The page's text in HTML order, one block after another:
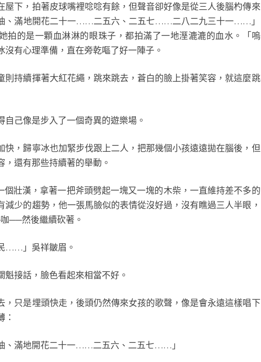
下，拍著皮球嘴裡唸唸有餘，但聲音卻好像是從三人後腦杓傳來
、滿地開花二十一……二五六、二五七……二八二九三十一……」
拍的是一顆血淋淋的眼珠子，都拍滿了一地溼漉漉的血水。「嗚
心理準備，直在旁乾嘔了好一陣子。
持續揮著大紅花繩，跳來跳去，蒼白的臉上掛著笑容，就這麼跳
己像是步入了一個奇異的遊樂場。
，歸寧冰也加緊步伐跟上二人，把那幾個小孩遠遠拋在腦後，但
，還有那些持續著的舉動。
漢，拿著一把斧頭劈起一塊又一塊的木柴，一直維持差不多的
減少的趨勢，他一張馬臉似的表情從沒好過，沒有瞧過三人半眼，
──然後繼續砍著。
」吳祥皺眉。
接話，臉色看起來相當不好。
只是埋頭快走，後頭仍然傳來女孩的歌聲，像是會永遠這樣唱下
：
滿地開花二十一……二五六、二五七……」